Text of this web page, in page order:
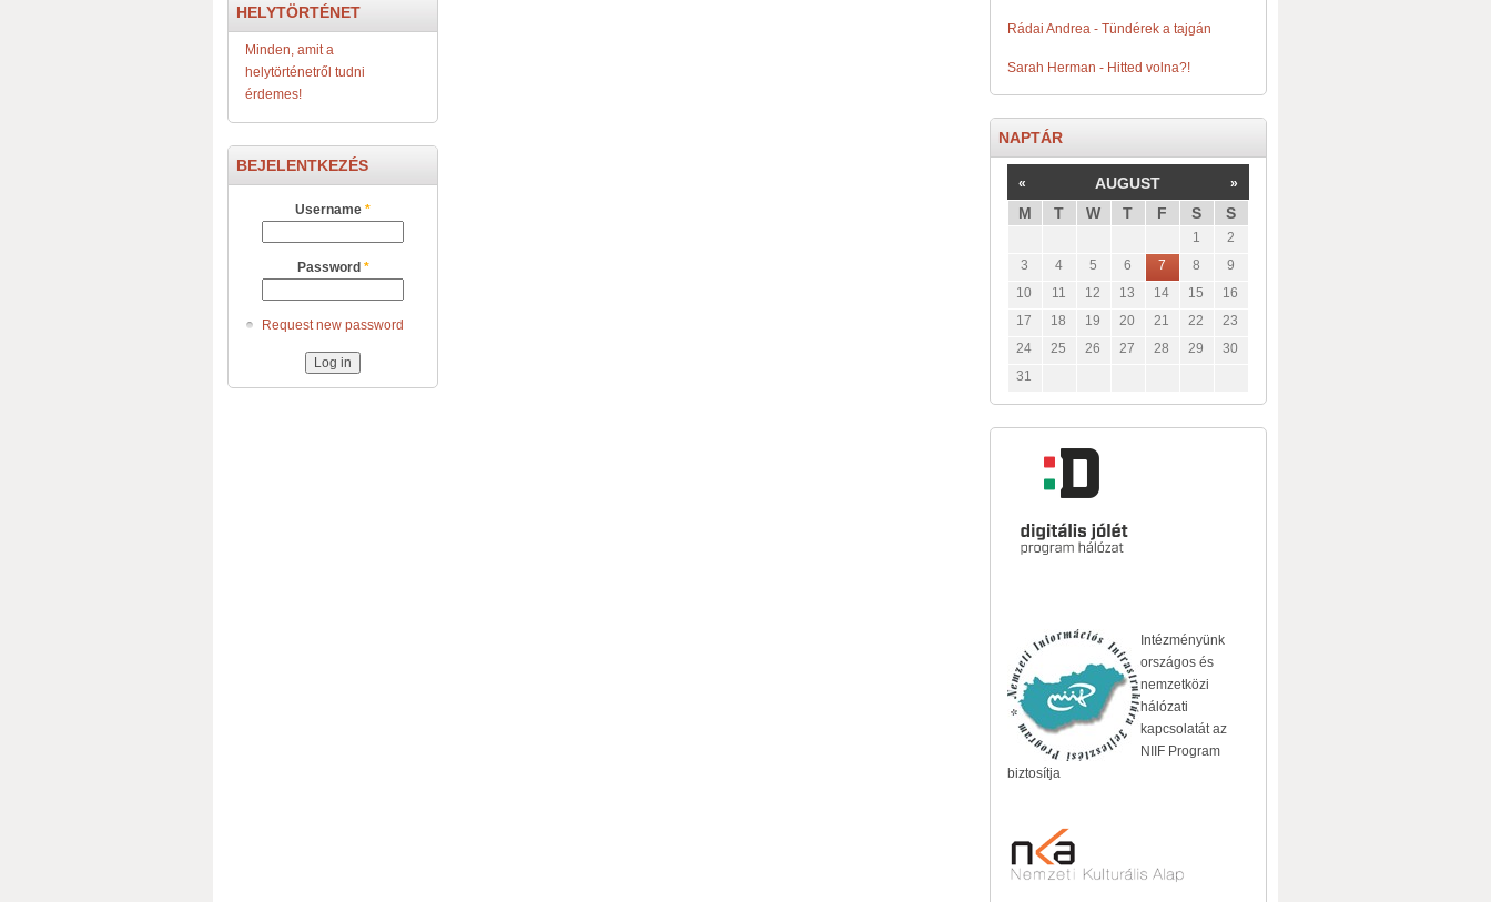
HELYTÖRTÉNET
Minden, amit a
helytörténetről tudni
érdemes!
BEJELENTKEZÉS
Username *
Password *
Request new password
Rádai Andrea - Tündérek ​a tajgán
Sarah Herman - Hitted ​volna?!
NAPTÁR
AUGUST
« »
M T W T F S S
1
2
3
4 5 6 7 8
9
10
11 12 13 14 15
16
17
18 19 20 21 22
23
24
25 26 27 28 29
30
31
Intézményünk
országos és
nemzetközi
hálózati
kapcsolatát az
NIIF Program
biztosítja